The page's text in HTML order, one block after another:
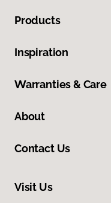
Products
Inspiration
Warranties & Care
About
Contact Us
Visit Us